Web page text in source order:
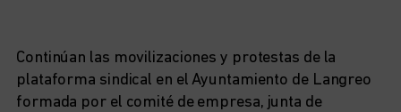
Continúan las movilizaciones y protestas de la
plataforma sindical en el Ayuntamiento de Langreo
formada por el comité de empresa, junta de